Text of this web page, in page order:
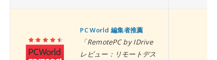
PC World 編集者推薦
「RemotePC by IDrive
レビュー：リモートデス